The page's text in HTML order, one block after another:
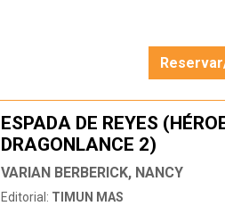
ESPADA DE REYES
DRAGONLANCE 2)
VARIAN BERBERICK, NANCY
Editorial: TIMUN MAS